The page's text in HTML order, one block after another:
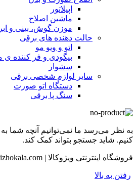
اپیلاتور
ماشین اصلاح
موزن گوش، بینی و
حالت دهنده های برقی
اتو و ویو مو
بیگودی و فر کننده ی
سشوار
سایر لوازم شخصی برقی
دستگاه اتو صورت
سنگ پا برقی
به نظر می‌رسد ما نمی‌توانیم آنچه شما به
کنیم. شاید جستجو بتواند کمک کند.
فروشگاه اینترنتی ویژوکالا | www.vizhokala.com
رفتن به بالا